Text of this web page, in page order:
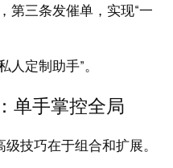
第三条发催单，实现“一
定制助手”。
单手掌控全局
技巧在于组合和扩展。